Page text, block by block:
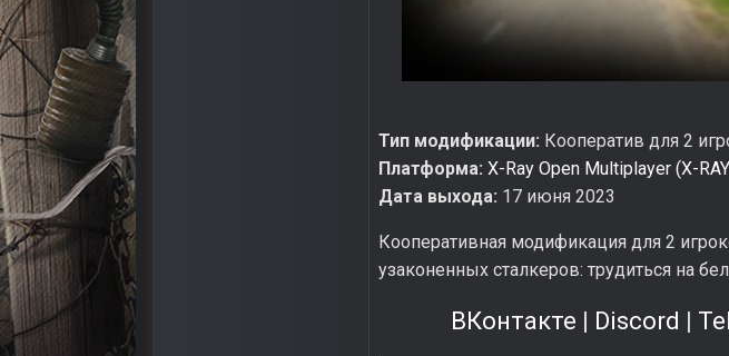
Тип модификации: Кооператив для 2
Платформа: X-Ray Open Multiplayer (X-
Дата выхода: 17 июня 2023
Кооперативная модификация для 2
узаконенных сталкеров: трудиться на
ВКонтакте Discord